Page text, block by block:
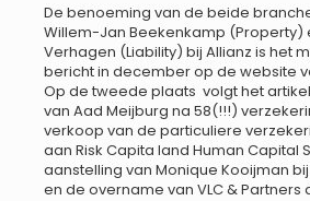
De benoeming van de beide
Willem-Jan Beekenkamp (Property)
Verhagen (Liability) bij Allianz is het
bericht in december op de website
Op de tweede plaats volgt het
van Aad Meijburg na 58(!!!)
verkoop van de particuliere
aan Risk Capita land Human Capital
aanstelling van Monique Kooijman
en de overname van VLC & Partners